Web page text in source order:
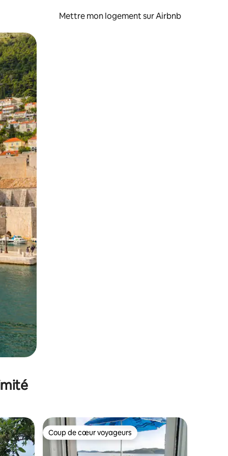
Mettre mon logement sur Airbnb
glisser.
appréciés Coup de cœur voyageurs
Coup de cœur voyageurs